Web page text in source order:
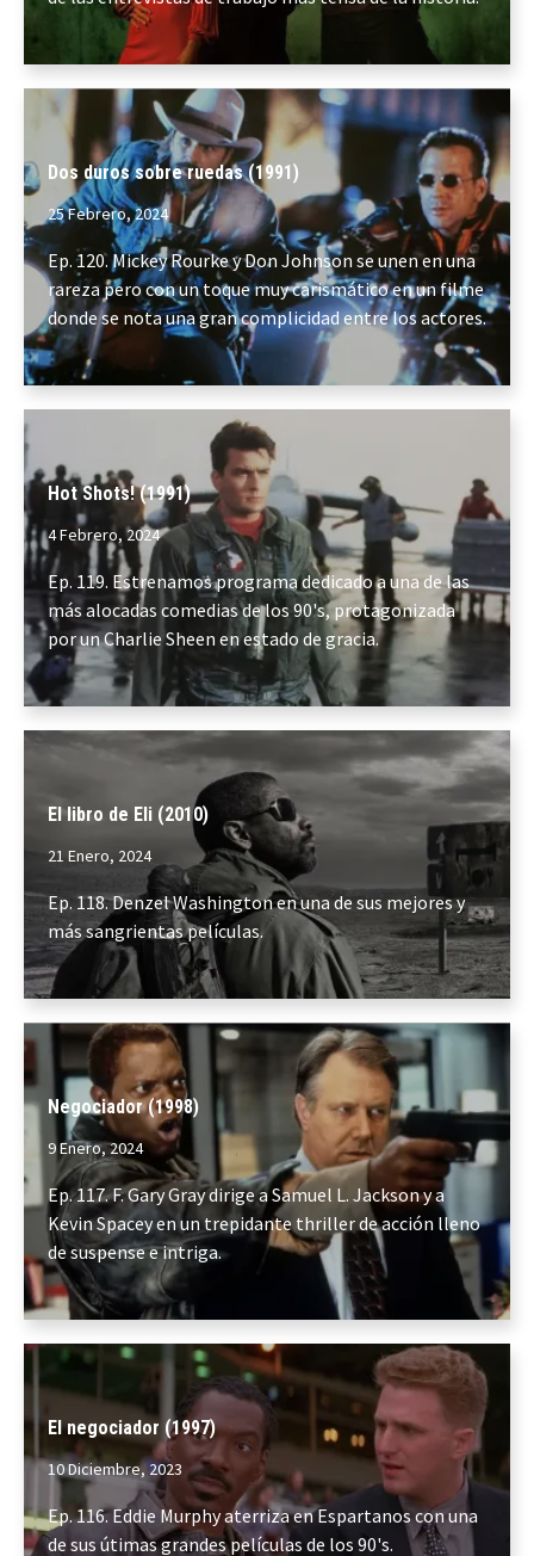
Dos duros sobre ruedas (1991)
25 Febrero, 2024
Ep. 120. Mickey Rourke y Don Johnson se unen en una
rareza pero con un toque muy carismático en un filme
donde se nota una gran complicidad entre los actores.
Hot Shots! (1991)
4 Febrero, 2024
Ep. 119. Estrenamos programa dedicado a una de las
más alocadas comedias de los 90's, protagonizada
por un Charlie Sheen en estado de gracia.
El libro de Eli (2010)
21 Enero, 2024
Ep. 118. Denzel Washington en una de sus mejores y
más sangrientas películas.
Negociador (1998)
9 Enero, 2024
Ep. 117. F. Gary Gray dirige a Samuel L. Jackson y a
Kevin Spacey en un trepidante thriller de acción lleno
de suspense e intriga.
El negociador (1997)
10 Diciembre, 2023
Ep. 116. Eddie Murphy aterriza en Espartanos con una
de sus útimas grandes películas de los 90's.